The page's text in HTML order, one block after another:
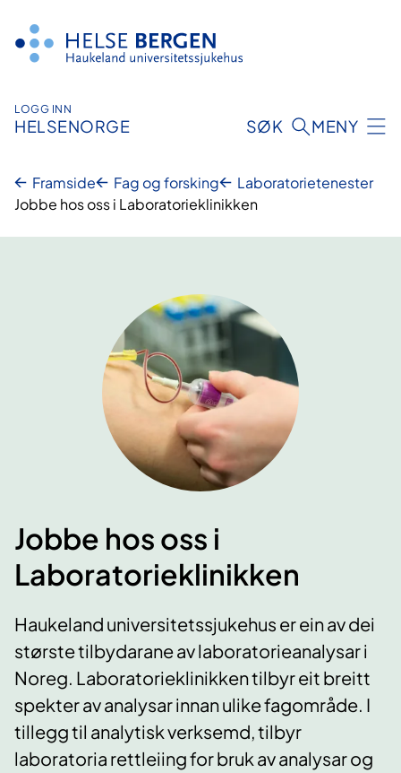
innhald
LOGG INN
HELSENORGE SØK MENY
Framside Fag og forsking
Laboratorietenester
Jobbe hos oss i Laboratorieklinikken
Jobbe hos oss i
Laboratorieklinikken
Haukeland universitetssjukehus er ein av dei
største tilbydarane av laboratorieanalysar i
Noreg. Laboratorieklinikken tilbyr eit breitt
spekter av analysar innan ulike fagområde. I
tillegg til analytisk verksemd, tilbyr
laboratoria rettleiing for bruk av analysar og